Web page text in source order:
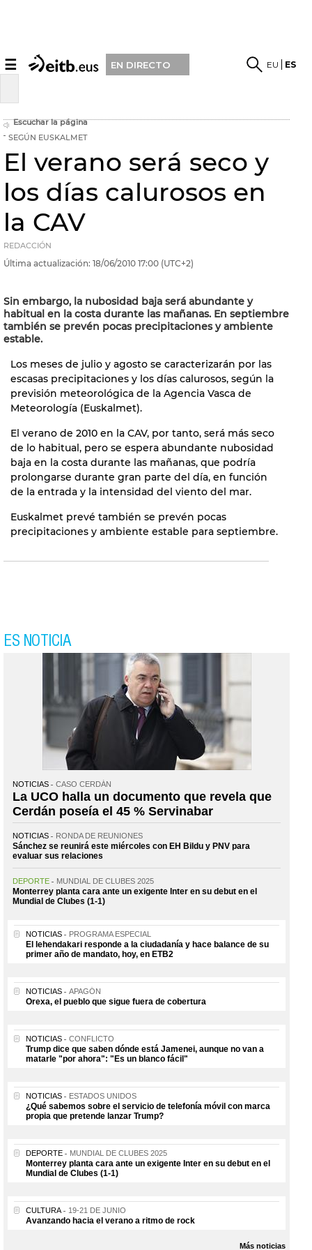
☰ EN DIRECTO EU ES
Escuchar la página
SEGÚN EUSKALMET
El verano será seco y
los días calurosos en
la CAV
REDACCIÓN
Última actualización: 18/06/2010 17:00 (UTC+2)
Sin embargo, la nubosidad baja será abundante y
habitual en la costa durante las mañanas. En septiembre
también se prevén pocas precipitaciones y ambiente
estable.
Los meses de julio y agosto se caracterizarán por las
escasas precipitaciones y los días calurosos, según la
previsión meteorológica de la Agencia Vasca de
Meteorología (Euskalmet).
El verano de 2010 en la CAV, por tanto, será más seco
de lo habitual, pero se espera abundante nubosidad
baja en la costa durante las mañanas, que podría
prolongarse durante gran parte del día, en función
de la entrada y la intensidad del viento del mar.
Euskalmet prevé también se prevén pocas
precipitaciones y ambiente estable para septiembre.
ES NOTICIA
NOTICIAS CASO CERDÁN
La UCO halla un documento que revela que
Cerdán poseía el 45 % Servinabar
NOTICIAS RONDA DE REUNIONES
Sánchez se reunirá este miércoles con EH Bildu y PNV para
evaluar sus relaciones
DEPORTE MUNDIAL DE CLUBES 2025
Monterrey planta cara ante un exigente Inter en su debut en el
Mundial de Clubes (1-1)
NOTICIAS PROGRAMA ESPECIAL
El lehendakari responde a la ciudadanía y hace balance de su
primer año de mandato, hoy, en ETB2
NOTICIAS APAGÓN
Orexa, el pueblo que sigue fuera de cobertura
NOTICIAS CONFLICTO
Trump dice que saben dónde está Jamenei, aunque no van a
matarle "por ahora": "Es un blanco fácil"
NOTICIAS ESTADOS UNIDOS
¿Qué sabemos sobre el servicio de telefonía móvil con marca
propia que pretende lanzar Trump?
DEPORTE MUNDIAL DE CLUBES 2025
Monterrey planta cara ante un exigente Inter en su debut en el
Mundial de Clubes (1-1)
CULTURA 19-21 DE JUNIO
Avanzando hacia el verano a ritmo de rock
Más noticias